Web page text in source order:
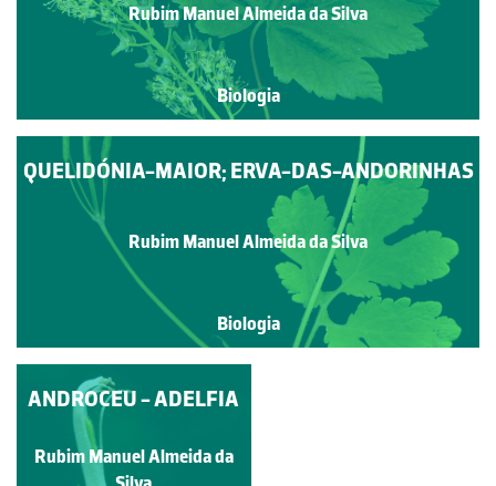
Rubim Manuel Almeida da Silva
Biologia
QUELIDÓNIA-MAIOR; ERVA-DAS-ANDORINHAS
Rubim Manuel Almeida da Silva
Biologia
MEDICAGO ARABICA
Rubim Manuel Almeida da
ANDROCEU - ADELFIA
Rubim Manuel Almeida da